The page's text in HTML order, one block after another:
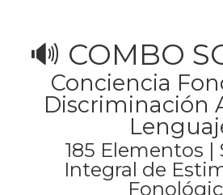
🔊 COMBO
Conciencia
Discriminación
185 Elementos |
Integral de